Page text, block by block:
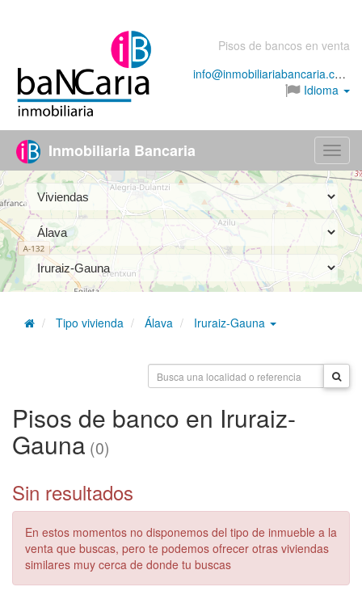
Pisos de bancos en venta
info@inmobiliariabancaria.com
Idioma
Menú
Inmobiliaria Bancaria
Tipo vivienda Álava Iruraiz-Gauna
Pisos de banco en Iruraiz-
Gauna (0)
Sin resultados
En estos momentos no disponemos del tipo de inmueble a la
venta que buscas, pero te podemos ofrecer otras viviendas
similares muy cerca de donde tu buscas